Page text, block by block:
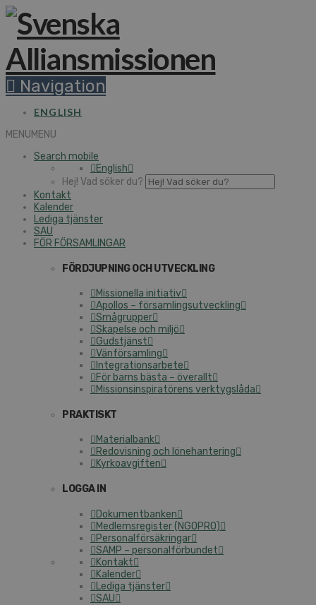
Navigation
ENGLISH
MENUMENU
Search mobile
English
Hej! Vad söker du?
Kontakt
Kalender
Lediga tjänster
SAU
FÖR FÖRSAMLINGAR
FÖRDJUPNING OCH UTVECKLING
Missionella initiativ
Apollos – församlingsutveckling
Smågrupper
Skapelse och miljö
Gudstjänst
Vänförsamling
Integrationsarbete
För barns bästa – överallt
Missionsinspiratörens verktygslåda
PRAKTISKT
Materialbank
Redovisning och lönehantering
Kyrkoavgiften
LOGGA IN
Dokumentbanken
Medlemsregister (NGOPRO)
Personalförsäkringar
SAMP – personalförbundet
Kontakt
Kalender
Lediga tjänster
SAU